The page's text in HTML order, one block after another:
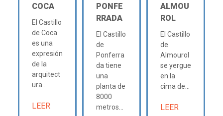
COCA
El Castillo
de Coca
es una
expresión
de la
arquitect
ura...
LEER
PONFE
RRADA
El Castillo
de
Ponferra
da tiene
una
planta de
8000
metros...
ALMOU
ROL
El Castillo
de
Almourol
se yergue
en la
cima de...
LEER